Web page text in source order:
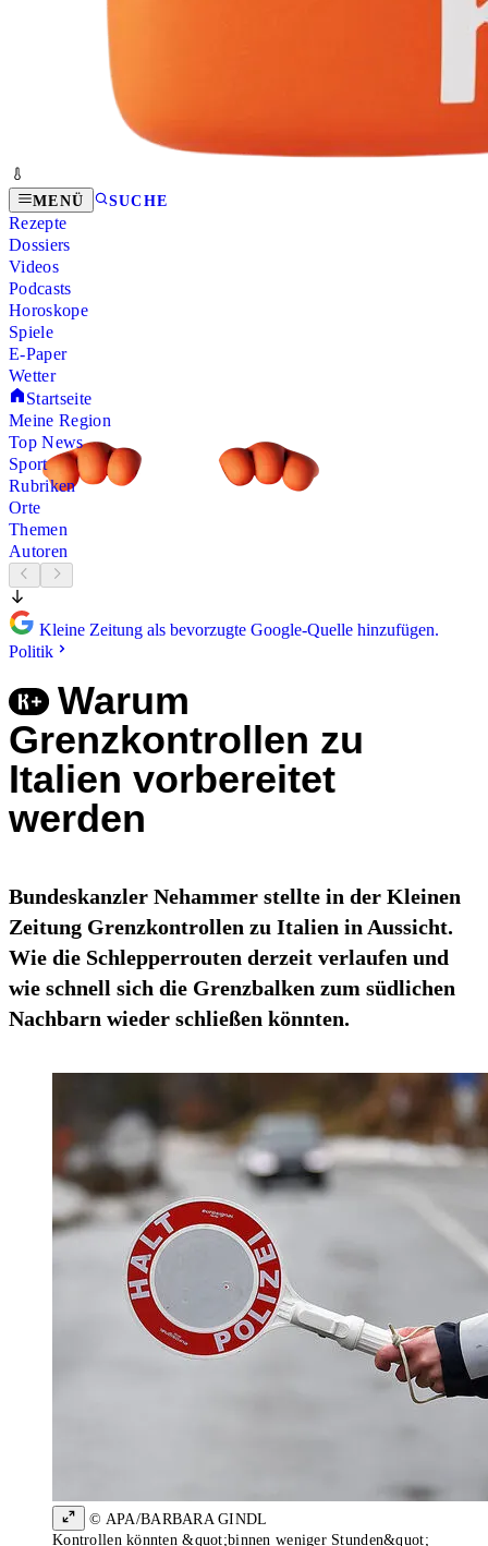
MENÜ SUCHE
Rezepte
Dossiers
Videos
Podcasts
Horoskope
Spiele
E-Paper
Wetter
Startseite
Meine Region
Top News
Sport
Rubriken
Orte
Themen
Autoren
Kleine Zeitung als bevorzugte Google-Quelle hinzufügen.
Politik
Warum
Grenzkontrollen zu
Italien vorbereitet
werden
Bundeskanzler Nehammer stellte in der Kleinen
Zeitung Grenzkontrollen zu Italien in Aussicht.
Wie die Schlepperrouten derzeit verlaufen und
wie schnell sich die Grenzbalken zum südlichen
Nachbarn wieder schließen könnten.
© APA/BARBARA GINDL
Kontrollen könnten &quot;binnen weniger Stunden&quot;